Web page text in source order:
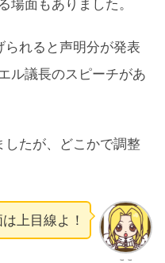
場面もありました。
れると声明分が発表
ル議長のスピーチがあ
したが、どこかで調整
上目線よ！